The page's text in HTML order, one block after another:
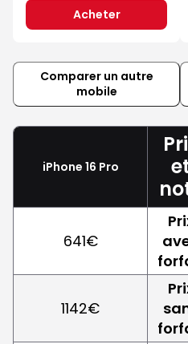
Acheter
Comparer un autre
mobile
iPhone 16 Pro
641€
1142€